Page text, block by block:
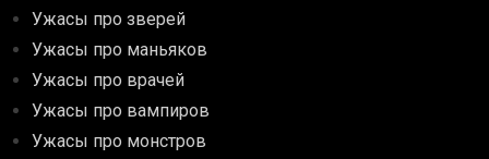
Ужасы про зверей
Ужасы про маньяков
Ужасы про врачей
Ужасы про вампиров
Ужасы про монстров